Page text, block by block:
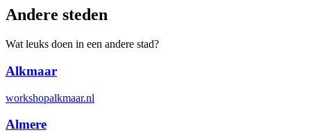
Andere steden
Wat leuks doen in een andere stad?
Alkmaar
workshopalkmaar.nl
Almere